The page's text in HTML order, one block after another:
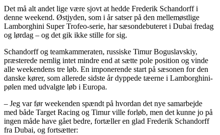
Det må alt andet lige være sjovt at hedde Frederik Schandorff i
denne weekend. Østjyden, som i år satser på den mellemøstlige
Lamborghini Super Trofeo-serie, har sæsondebuteret i Dubai fredag
og lørdag – og det gik ikke stille for sig.
Schandorff og teamkammeraten, russiske Timur Boguslavskiy,
præsterede nemlig intet mindre end at sætte pole position og vinde
alle weekendens tre løb. En imponerende start på sæsonen for den
danske kører, som allerede sidste år dyppede tæerne i Lamborghini-
pølen med udvalgte løb i Europa.
– Jeg var før weekenden spændt på hvordan det nye samarbejde
med både Target Racing og Timur ville forløb, men det kunne jo på
ingen måde have gået bedre, fortæller en glad Frederik Schandorff
fra Dubai, og fortsætter: